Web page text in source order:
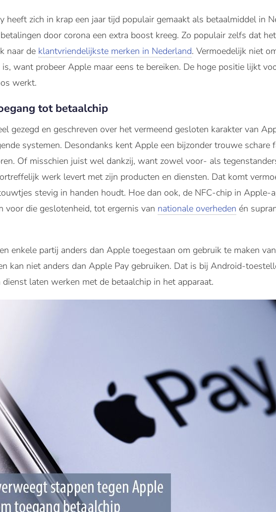
heeft zich in krap een jaar tijd populair gemaakt als betaalmiddel in
door corona een extra boost kreeg. Zo populair zelfs dat
naar de klantvriendelijkste merken in Nederland. Vermoedelijk niet
want probeer Apple maar eens te bereiken. De hoge positie lijkt
werkt.
tot betaalchip
gezegd en geschreven over het vermeend gesloten karakter van
systemen. Desondanks kent Apple een bijzonder trouwe schare
Of misschien juist wel dankzij, want zowel voor- als
werk levert met zijn producten en diensten. Dat komt
stevig in handen houdt. Hoe dan ook, de NFC-chip in Apple-
voor die geslotenheid, tot ergernis van nationale overheden én
enkele partij anders dan Apple toegestaan om gebruik te maken
kan niet anders dan Apple Pay gebruiken. Dat is bij Android-
dienst laten werken met de betaalchip in het apparaat.